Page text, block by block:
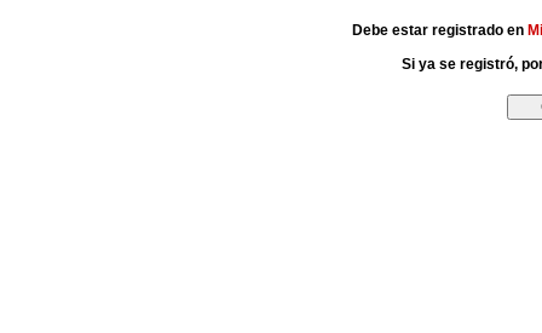
Debe estar registrado en Mi
Si ya se registró,